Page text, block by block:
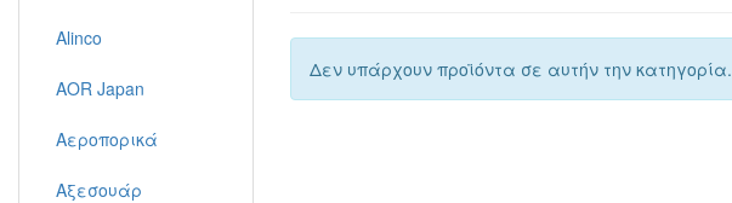
Δεν υπάρχουν προϊόντα σε αυτήν την κατηγορία.
Alinco
AOR Japan
Αεροπορικά
Αξεσουάρ